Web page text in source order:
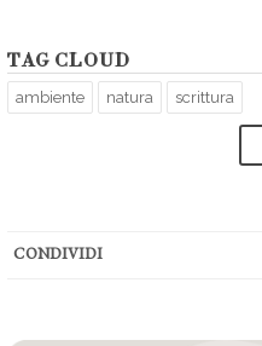
TAG CLOUD
ambiente natura scrittura
CONDIVIDI